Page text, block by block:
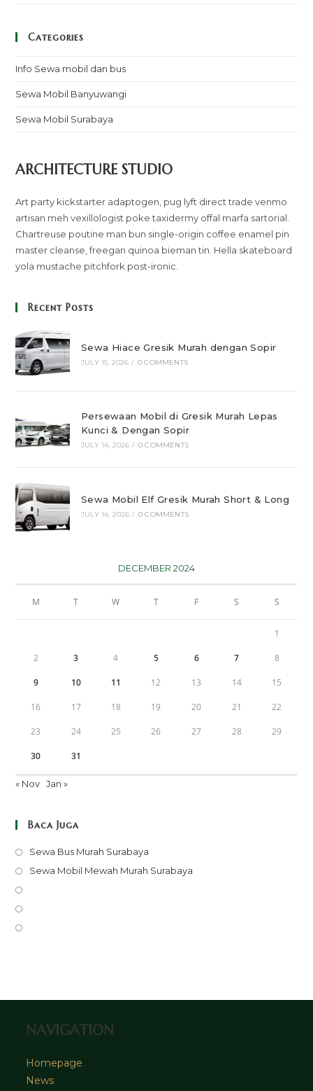
Categories
Info Sewa mobil dan bus
Sewa Mobil Banyuwangi
Sewa Mobil Surabaya
ARCHITECTURE STUDIO
Art party kickstarter adaptogen, pug lyft direct trade venmo
artisan meh vexillologist poke taxidermy offal marfa sartorial.
Chartreuse poutine man bun single-origin coffee enamel pin
master cleanse, freegan quinoa bieman tin. Hella skateboard
yola mustache pitchfork post-ironic.
Recent Posts
Sewa Hiace Gresik Murah dengan Sopir
JULY 15, 2026 / 0 COMMENTS
Persewaan Mobil di Gresik Murah Lepas
Kunci & Dengan Sopir
JULY 14, 2026 / 0 COMMENTS
Sewa Mobil Elf Gresik Murah Short & Long
JULY 14, 2026 / 0 COMMENTS
DECEMBER 2024
M T W T F S S
1
2 3 4 5 6 7 8
9 10 11 12 13 14 15
16 17 18 19 20 21 22
23 24 25 26 27 28 29
30 31
« Nov Jan »
Baca Juga
Sewa Bus Murah Surabaya
in
Sewa Mobil Mewah Murah Surabaya
tab
NAVIGATION
Homepage
News